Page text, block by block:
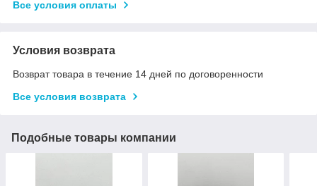
Все условия оплаты
Условия возврата
Возврат товара в течение 14 дней по договоренности
Все условия возврата
Подобные товары компании